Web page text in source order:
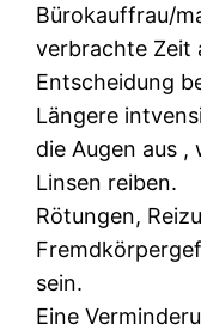
Bürokauffrau/
verbrachte Zeit
Entscheidung
Längere
die Augen aus
Linsen reiben.
Rötungen,
sein.
Eine